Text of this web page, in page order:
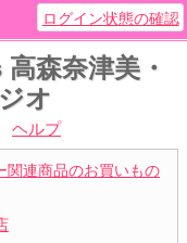
ログイン状態の確認
森奈津美・
オ
ヘルプ
関連商品のお買いもの